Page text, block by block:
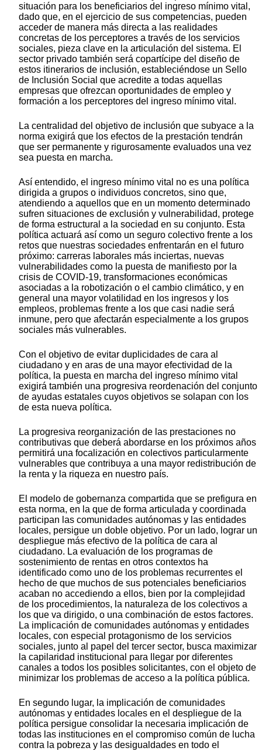
situación para los beneficiarios del ingreso mínimo vital,
dado que, en el ejercicio de sus competencias, pueden
acceder de manera más directa a las realidades
concretas de los perceptores a través de los servicios
sociales, pieza clave en la articulación del sistema. El
sector privado también será copartícipe del diseño de
estos itinerarios de inclusión, estableciéndose un Sello
de Inclusión Social que acredite a todas aquellas
empresas que ofrezcan oportunidades de empleo y
formación a los perceptores del ingreso mínimo vital.
La centralidad del objetivo de inclusión que subyace a la
norma exigirá que los efectos de la prestación tendrán
que ser permanente y rigurosamente evaluados una vez
sea puesta en marcha.
Así entendido, el ingreso mínimo vital no es una política
dirigida a grupos o individuos concretos, sino que,
atendiendo a aquellos que en un momento determinado
sufren situaciones de exclusión y vulnerabilidad, protege
de forma estructural a la sociedad en su conjunto. Esta
política actuará así como un seguro colectivo frente a los
retos que nuestras sociedades enfrentarán en el futuro
próximo: carreras laborales más inciertas, nuevas
vulnerabilidades como la puesta de manifiesto por la
crisis de COVID-19, transformaciones económicas
asociadas a la robotización o el cambio climático, y en
general una mayor volatilidad en los ingresos y los
empleos, problemas frente a los que casi nadie será
inmune, pero que afectarán especialmente a los grupos
sociales más vulnerables.
Con el objetivo de evitar duplicidades de cara al
ciudadano y en aras de una mayor efectividad de la
política, la puesta en marcha del ingreso mínimo vital
exigirá también una progresiva reordenación del conjunto
de ayudas estatales cuyos objetivos se solapan con los
de esta nueva política.
La progresiva reorganización de las prestaciones no
contributivas que deberá abordarse en los próximos años
permitirá una focalización en colectivos particularmente
vulnerables que contribuya a una mayor redistribución de
la renta y la riqueza en nuestro país.
El modelo de gobernanza compartida que se prefigura en
esta norma, en la que de forma articulada y coordinada
participan las comunidades autónomas y las entidades
locales, persigue un doble objetivo. Por un lado, lograr un
despliegue más efectivo de la política de cara al
ciudadano. La evaluación de los programas de
sostenimiento de rentas en otros contextos ha
identificado como uno de los problemas recurrentes el
hecho de que muchos de sus potenciales beneficiarios
acaban no accediendo a ellos, bien por la complejidad
de los procedimientos, la naturaleza de los colectivos a
los que va dirigido, o una combinación de estos factores.
La implicación de comunidades autónomas y entidades
locales, con especial protagonismo de los servicios
sociales, junto al papel del tercer sector, busca maximizar
la capilaridad institucional para llegar por diferentes
canales a todos los posibles solicitantes, con el objeto de
minimizar los problemas de acceso a la política pública.
En segundo lugar, la implicación de comunidades
autónomas y entidades locales en el despliegue de la
política persigue consolidar la necesaria implicación de
todas las instituciones en el compromiso común de lucha
contra la pobreza y las desigualdades en todo el